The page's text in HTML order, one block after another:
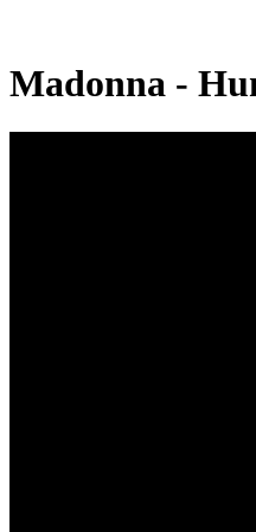
Madonna -